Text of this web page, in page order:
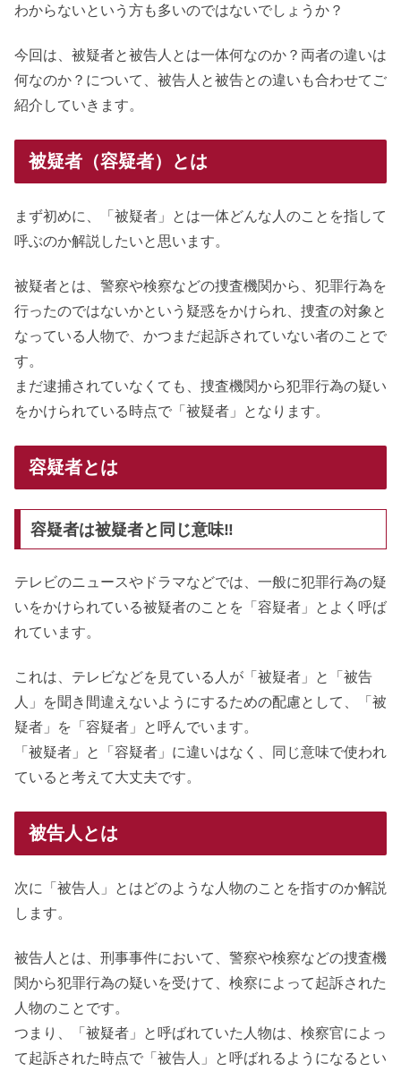
わからないという方も多いのではないでしょうか？
今回は、被疑者と被告人とは一体何なのか？両者の違いは
何なのか？について、被告人と被告との違いも合わせてご
紹介していきます。
被疑者（容疑者）とは
まず初めに、「被疑者」とは一体どんな人のことを指して
呼ぶのか解説したいと思います。
被疑者とは、警察や検察などの捜査機関から、犯罪行為を
行ったのではないかという疑惑をかけられ、捜査の対象と
なっている人物で、かつまだ起訴されていない者のことで
す。
まだ逮捕されていなくても、捜査機関から犯罪行為の疑い
をかけられている時点で「被疑者」となります。
容疑者とは
容疑者は被疑者と同じ意味‼︎
テレビのニュースやドラマなどでは、一般に犯罪行為の疑
いをかけられている被疑者のことを「容疑者」とよく呼ば
れています。
これは、テレビなどを見ている人が「被疑者」と「被告
人」を聞き間違えないようにするための配慮として、「被
疑者」を「容疑者」と呼んでいます。
「被疑者」と「容疑者」に違いはなく、同じ意味で使われ
ていると考えて大丈夫です。
被告人とは
次に「被告人」とはどのような人物のことを指すのか解説
します。
被告人とは、刑事事件において、警察や検察などの捜査機
関から犯罪行為の疑いを受けて、検察によって起訴された
人物のことです。
つまり、「被疑者」と呼ばれていた人物は、検察官によっ
て起訴された時点で「被告人」と呼ばれるようになるとい